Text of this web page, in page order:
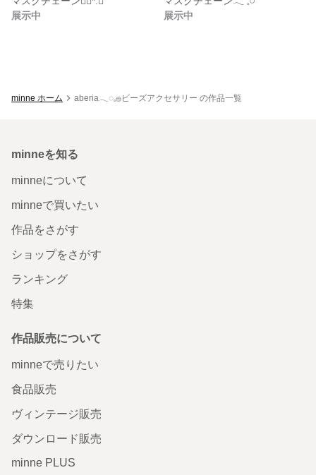
展示中
展示中
minne ホーム aberia𓂃◌𓈒𓐍ビーズアクセサリー の作品一覧
minneを知る
minneについて
minneで買いたい
作品をさがす
ショップをさがす
ランキング
特集
作品販売について
minneで売りたい
食品販売
ヴィンテージ販売
ダウンロード販売
minne PLUS